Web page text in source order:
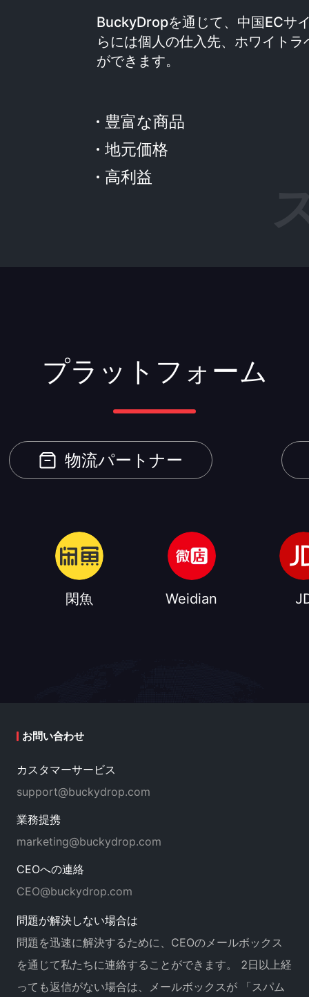
BuckyDropを通じて、中国ECサ
らには個人の仕入先、ホワイト
ができます。
豊富な商品
地元価格
高利益
プラットフォーム
物流パートナー
閑魚 Weidian
お問い合わせ
カスタマーサービス
support@buckydrop.com
業務提携
marketing@buckydrop.com
CEOへの連絡
CEO@buckydrop.com
問題が解決しない場合は
問題を迅速に解決するために、CEOのメールボックス
を通じて私たちに連絡することができます。 2日以上経
っても返信がない場合は、メールボックスが 「スパム